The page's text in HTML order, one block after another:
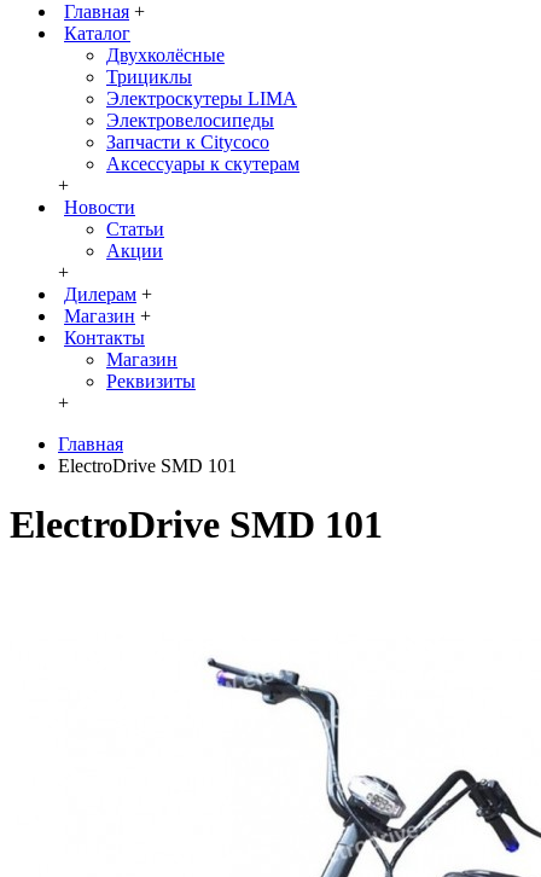
Главная +
Каталог
Двухколёсные
Трициклы
Электроскутеры LIMA
Электровелосипеды
Запчасти к Citycoco
Аксессуары к скутерам
+
Новости
Статьи
Акции
+
Дилерам +
Магазин +
Контакты
Магазин
Реквизиты
+
Главная
ElectroDrive SMD 101
ElectroDrive SMD 101